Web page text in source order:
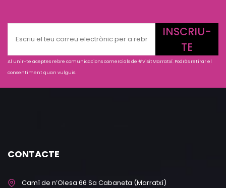
INSCRIU-
TE
Al unir-te aceptes rebre comunicacions comercials de #VisitMarratxí. Podràs retirar el
consentiment quan vulguis.
CONTACTE
Camí de n’Olesa 66 Sa Cabaneta (Marratxí)